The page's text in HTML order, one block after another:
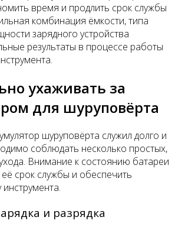
время и продлить срок службы
комбинация ёмкости, типа
зарядного устройства
результаты в процессе работы
ухаживать за
для шуруповёрта
шуруповёрта служил долго и
соблюдать несколько простых,
Внимание к состоянию батареи
срок службы и обеспечить
и разрядка